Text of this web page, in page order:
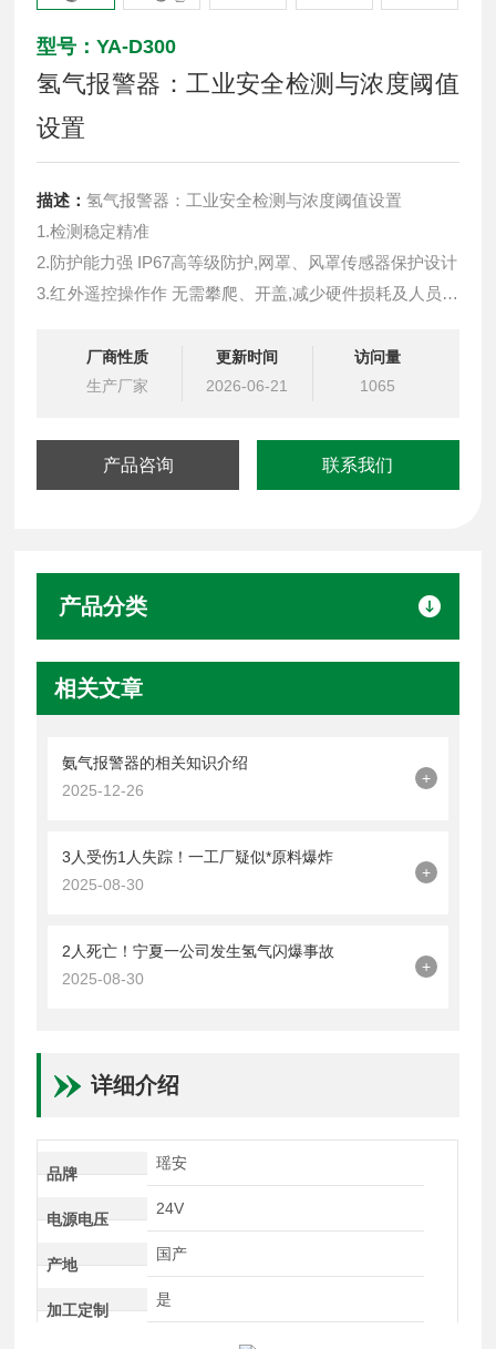
型号：YA-D300
氢气报警器：工业安全检测与浓度阈值
设置
描述：氢气报警器：工业安全检测与浓度阈值设置
1.检测稳定精准
2.防护能力强 IP67高等级防护,网罩、风罩传感器保护设计
3.红外遥控操作作 无需攀爬、开盖,减少硬件损耗及人员伤
4.输出信号丰富多样 支持4-20mA，RS485，LoRa无线信
号，PowerBus二总线
厂商性质
生产厂家
更新时间
2026-06-21
访问量
1065
产品咨询 联系我们
产品分类
相关文章
氨气报警器的相关知识介绍
2025-12-26
+
3人受伤1人失踪！一工厂疑似*原料爆炸
2025-08-30
+
2人死亡！宁夏一公司发生氢气闪爆事故
2025-08-30
+
详细介绍
品牌
瑶安
电源电压
24V
产地
国产
加工定制
是